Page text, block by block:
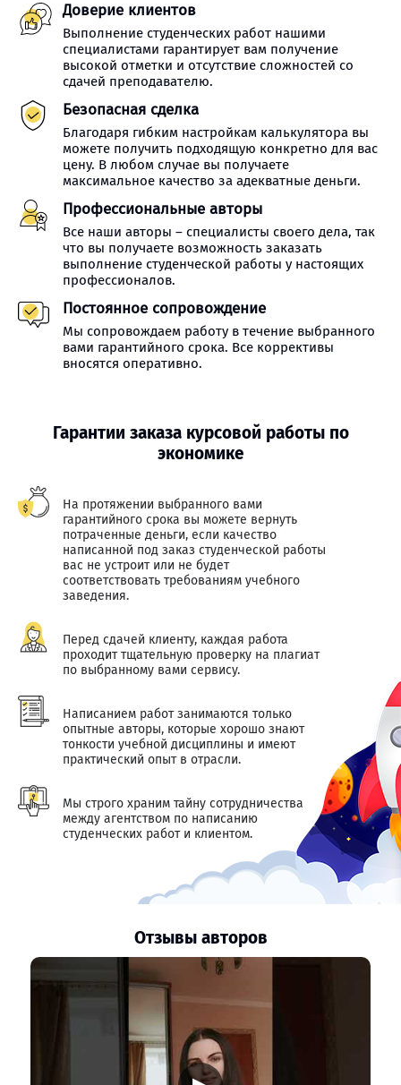
Доверие клиентов
Выполнение студенческих работ нашими
специалистами гарантирует вам получение
высокой отметки и отсутствие сложностей со
сдачей преподавателю.
Безопасная сделка
Благодаря гибким настройкам калькулятора вы
можете получить подходящую конкретно для вас
цену. В любом случае вы получаете
максимальное качество за адекватные деньги.
Профессиональные авторы
Все наши авторы – специалисты своего дела, так
что вы получаете возможность заказать
выполнение студенческой работы у настоящих
профессионалов.
Постоянное сопровождение
Мы сопровождаем работу в течение выбранного
вами гарантийного срока. Все коррективы
вносятся оперативно.
Гарантии заказа курсовой работы по
экономике
На протяжении выбранного вами
гарантийного срока вы можете вернуть
потраченные деньги, если качество
написанной под заказ студенческой работы
вас не устроит или не будет
соответствовать требованиям учебного
заведения.
Перед сдачей клиенту, каждая работа
проходит тщательную проверку на плагиат
по выбранному вами сервису.
Написанием работ занимаются только
опытные авторы, которые хорошо знают
тонкости учебной дисциплины и имеют
практический опыт в отрасли.
Мы строго храним тайну сотрудничества
между агентством по написанию
студенческих работ и клиентом.
Отзывы авторов